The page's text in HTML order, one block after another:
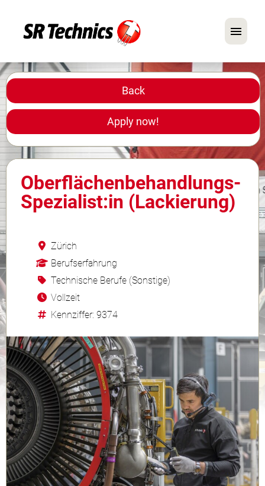
German English
In Focus: Mechanic Roles
Careers
FAQ
Application Tips
Back
Apply now!
Oberflächenbehandlungs-
Spezialist:in (Lackierung)
Zürich
Berufserfahrung
Technische Berufe (Sonstige)
Vollzeit
Kennziffer: 9374